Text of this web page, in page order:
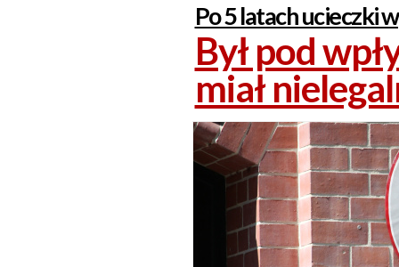
Po 5 latach ucieczki
Był pod
miał